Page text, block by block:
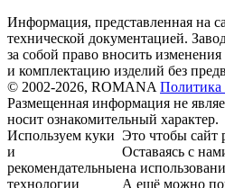
Информация, представленная на
технической документацией.
за собой право вносить
и комплектацию изделий без
© 2002-2026, ROMANA Политика
Размещенная информация не
носит ознакомительный характер.
Используем куки
и
рекомендательные
технологии
Это чтобы сайт
Оставаясь с
на
А ещё можно